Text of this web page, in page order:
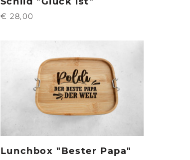
€ 28,00
Lunchbox "Bester Papa"